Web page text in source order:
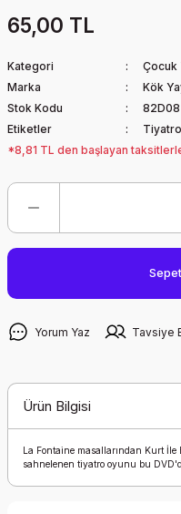
65,00 TL
Kategori Çocuk
Marka
Kök
Stok Kodu
82D08
Etiketler
Tiyatro
*8,81 TL den başlayan
Yorum Yaz Tavsiye
Ürün Bilgisi
La Fontaine masallarından Kurt
sahnelenen tiyatro oyunu bu